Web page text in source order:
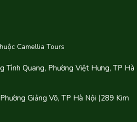
Camellia Tours
Tình Quang, Phường Việt Hưng, TP Hà
Giảng Võ, TP Hà Nội (289 Kim